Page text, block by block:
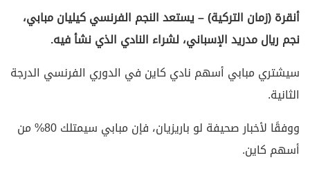
أنقرة (زمان التركية) – يستعد النجم الفرنسي كيليان مبابي،
نجم ريال مدريد الإسباني، لشراء النادي الذي نشأ فيه.
سيشتري مبابي أسهم نادي كاين في الدوري الفرنسي الدرجة
الثانية.
ووفقًا لأخبار صحيفة لو باريزيان، فإن مبابي سيمتلك 80% من
أسهم كاين.